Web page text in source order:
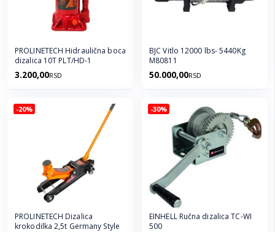
PROLINETECH Hidraulična boca
dizalica 10T PLT/HD-1
3.200,00RSD
BJC Vitlo 12000 lbs- 5440Kg
M80811
50.000,00RSD
-20%
PROLINETECH Dizalica
krokodilka 2,5t Germany Style
-30%
EINHELL Ručna dizalica TC-WI
500